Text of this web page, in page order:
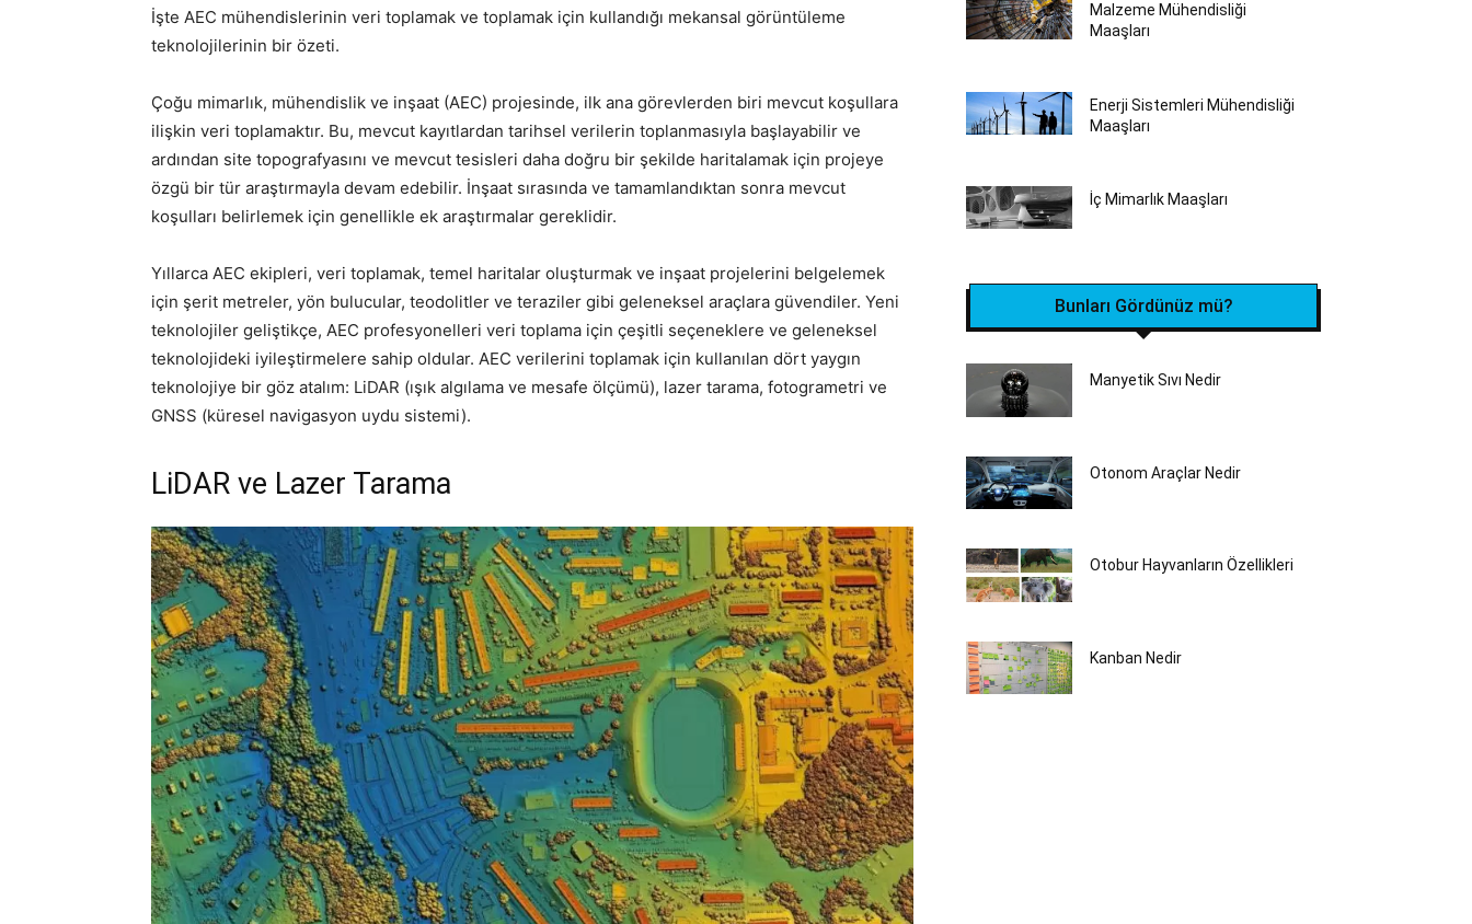
İşte AEC mühendislerinin veri toplamak ve toplamak için kullandığı mekansal görüntüleme
teknolojilerinin bir özeti.
Çoğu mimarlık, mühendislik ve inşaat (AEC) projesinde, ilk ana görevlerden biri mevcut koşullara
ilişkin veri toplamaktır. Bu, mevcut kayıtlardan tarihsel verilerin toplanmasıyla başlayabilir ve
ardından site topografyasını ve mevcut tesisleri daha doğru bir şekilde haritalamak için projeye
özgü bir tür araştırmayla devam edebilir. İnşaat sırasında ve tamamlandıktan sonra mevcut
koşulları belirlemek için genellikle ek araştırmalar gereklidir.
Yıllarca AEC ekipleri, veri toplamak, temel haritalar oluşturmak ve inşaat projelerini belgelemek
için şerit metreler, yön bulucular, teodolitler ve teraziler gibi geleneksel araçlara güvendiler. Yeni
teknolojiler geliştikçe, AEC profesyonelleri veri toplama için çeşitli seçeneklere ve geleneksel
teknolojideki iyileştirmelere sahip oldular. AEC verilerini toplamak için kullanılan dört yaygın
teknolojiye bir göz atalım: LiDAR (ışık algılama ve mesafe ölçümü), lazer tarama, fotogrametri ve
GNSS (küresel navigasyon uydu sistemi).
LiDAR ve Lazer Tarama
Malzeme Mühendisliği
Maaşları
Enerji Sistemleri Mühendisliği
Maaşları
İç Mimarlık Maaşları
Bunları Gördünüz mü?
Manyetik Sıvı Nedir
Otonom Araçlar Nedir
Otobur Hayvanların Özellikleri
Kanban Nedir